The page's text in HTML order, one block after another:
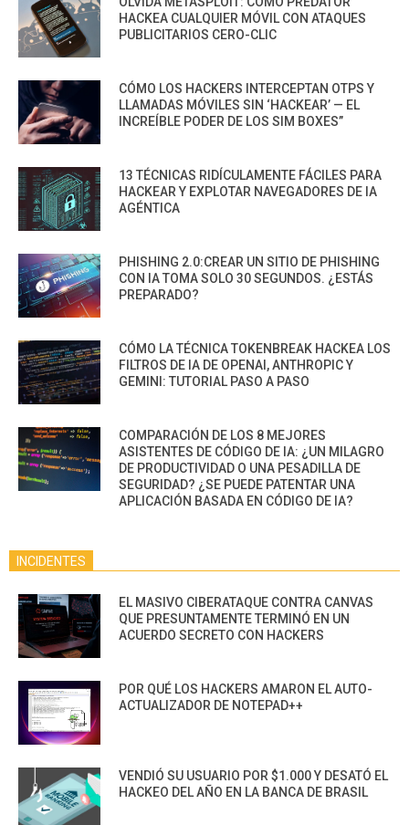
HACKEA CUALQUIER MÓVIL CON ATAQUES
PUBLICITARIOS CERO-CLIC
CÓMO LOS HACKERS INTERCEPTAN OTPS Y
LLAMADAS MÓVILES SIN ‘HACKEAR’ — EL
INCREÍBLE PODER DE LOS SIM BOXES”
13 TÉCNICAS RIDÍCULAMENTE FÁCILES PARA
HACKEAR Y EXPLOTAR NAVEGADORES DE IA
AGÉNTICA
PHISHING 2.0:CREAR UN SITIO DE PHISHING
CON IA TOMA SOLO 30 SEGUNDOS. ¿ESTÁS
PREPARADO?
CÓMO LA TÉCNICA TOKENBREAK HACKEA LOS
FILTROS DE IA DE OPENAI, ANTHROPIC Y
GEMINI: TUTORIAL PASO A PASO
COMPARACIÓN DE LOS 8 MEJORES
ASISTENTES DE CÓDIGO DE IA: ¿UN MILAGRO
DE PRODUCTIVIDAD O UNA PESADILLA DE
SEGURIDAD? ¿SE PUEDE PATENTAR UNA
APLICACIÓN BASADA EN CÓDIGO DE IA?
INCIDENTES
EL MASIVO CIBERATAQUE CONTRA CANVAS
QUE PRESUNTAMENTE TERMINÓ EN UN
ACUERDO SECRETO CON HACKERS
POR QUÉ LOS HACKERS AMARON EL AUTO-
ACTUALIZADOR DE NOTEPAD++
VENDIÓ SU USUARIO POR $1.000 Y DESATÓ EL
HACKEO DEL AÑO EN LA BANCA DE BRASIL